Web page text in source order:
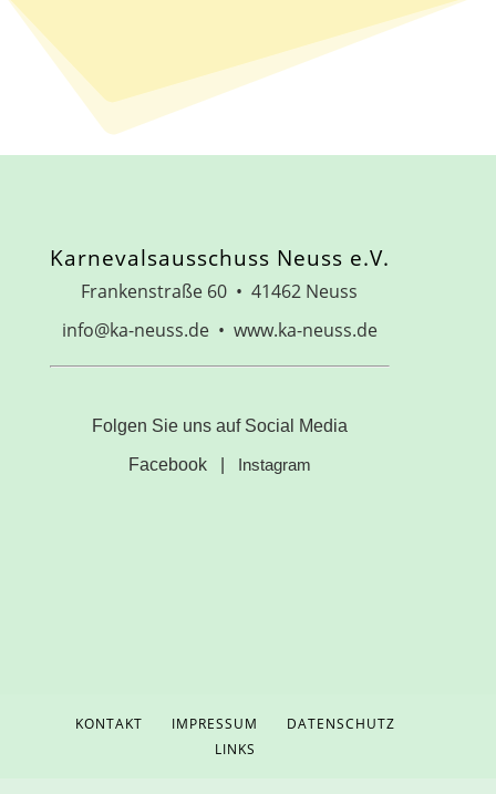
Karnevalsausschuss Neuss e.V.
Frankenstraße 60 • 41462 Neuss
info@ka-neuss.de • www.ka-neuss.de
Folgen Sie uns auf Social Media
Facebook| Instagram
KONTAKT IMPRESSUM
DATENSCHUTZ
LINKS